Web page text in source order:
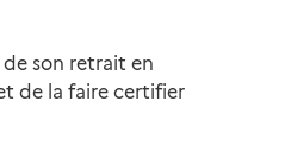
son retrait en
de la faire certifier